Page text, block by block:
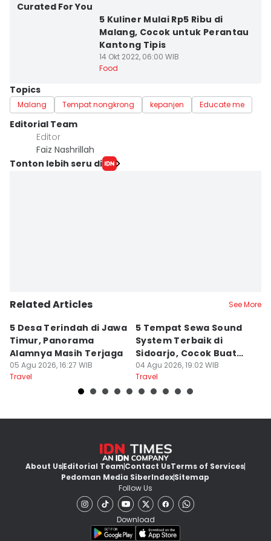
Curated For You
5 Kuliner Mulai Rp5 Ribu di
Malang, Cocok untuk Perantau
Kantong Tipis
14 Okt 2022, 06:00 WIB
Food
Topics
Malang Tempat nongkrong kepanjen Educate me
Editorial Team
Editor
Faiz Nashrillah
Tonton lebih seru di
Related Articles See More
5 Desa Terindah di Jawa
Timur, Panorama
Alamnya Masih Terjaga
05 Agu 2026, 16:27 WIB
Travel
5 Tempat Sewa Sound
System Terbaik di
Sidoarjo, Cocok Buat
Agustusan
04 Agu 2026, 19:02 WIB
Travel
About UsEditorial TeamContact UsTerms of Services
Pedoman Media SiberIndexSitemap
Follow Us
Download